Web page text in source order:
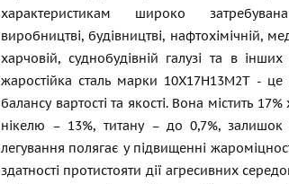
характеристикам широко
виробництві, будівництві, нафтохімічній,
харчовій, суднобудівній галузі та в
жаростійка сталь марки 10Х17Н13М2Т - це
балансу вартості та якості. Вона містить
нікелю – 13%, титану – до 0,7%, залишок
легування полягає у підвищенні
здатності протистояти дії агресивних